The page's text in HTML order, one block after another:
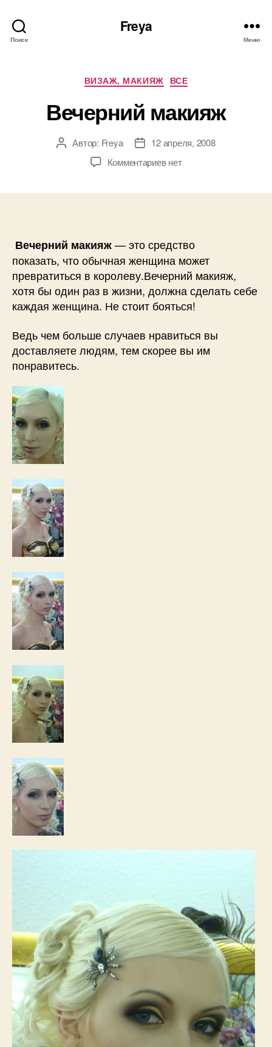
Поиск
Freya
Меню
Рубрики
ВИЗАЖ, МАКИЯЖ ВСЕ
Вечерний макияж
АвторАвтор: Freya
Дата12 апреля, 2008
Комментариевк
нет
Вечерний макияж— это средство
показать, что обычная женщина может
превратиться в королеву.Вечерний макияж,
хотя бы один раз в жизни, должна сделать себе
каждая женщина. Не стоит бояться!
Ведь чем больше случаев нравиться вы
доставляете людям, тем скорее вы им
понравитесь.